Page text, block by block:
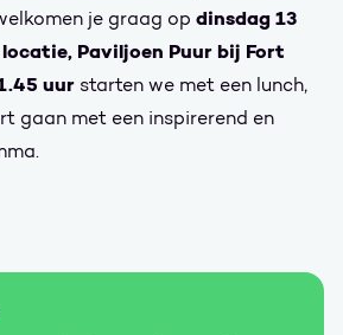
je graag op dinsdag 13
Paviljoen Puur bij Fort
uur starten we met een lunch,
gaan met een inspirerend en